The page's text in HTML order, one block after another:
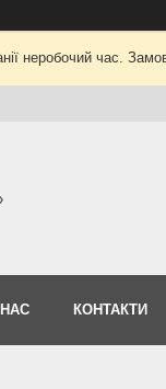
неробочий час.
КОНТАКТИ